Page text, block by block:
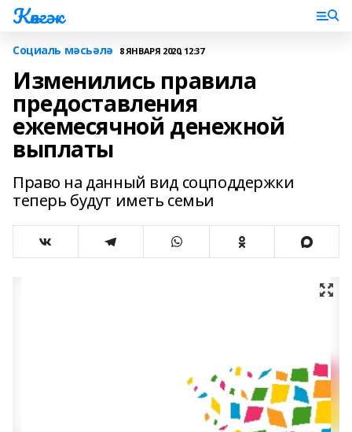
Көнгәк
Социаль мәсьәлә 8 ЯНВАРЯ 2020, 12:37
Изменились правила
предоставления
ежемесячной денежной
выплаты
Право на данный вид соцподдержки
теперь будут иметь семьи